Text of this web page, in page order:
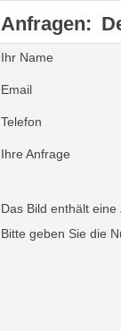
Anfragen:
Ihr Name
Email
Telefon
Ihre Anfrage
Das Bild enthält eine
Bitte geben Sie die